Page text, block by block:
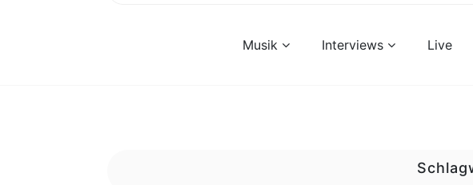
Musik Interviews Live